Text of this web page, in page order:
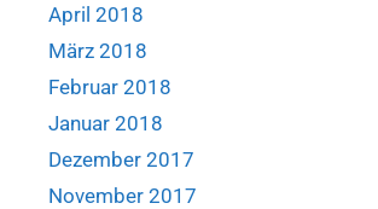
April 2018
März 2018
Februar 2018
Januar 2018
Dezember 2017
November 2017